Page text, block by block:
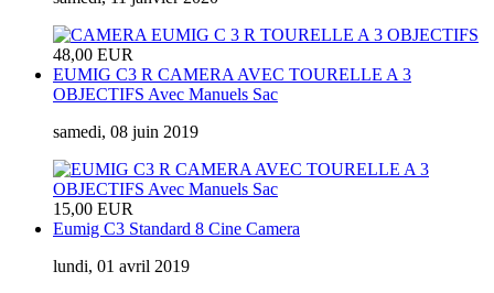
48,00 EUR
EUMIG C3 R CAMERA AVEC TOURELLE A 3
OBJECTIFS Avec Manuels Sac
samedi, 08 juin 2019
15,00 EUR
Eumig C3 Standard 8 Cine Camera
lundi, 01 avril 2019